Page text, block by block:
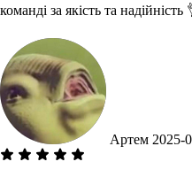
команді за якість та надійність
Артем 2025-